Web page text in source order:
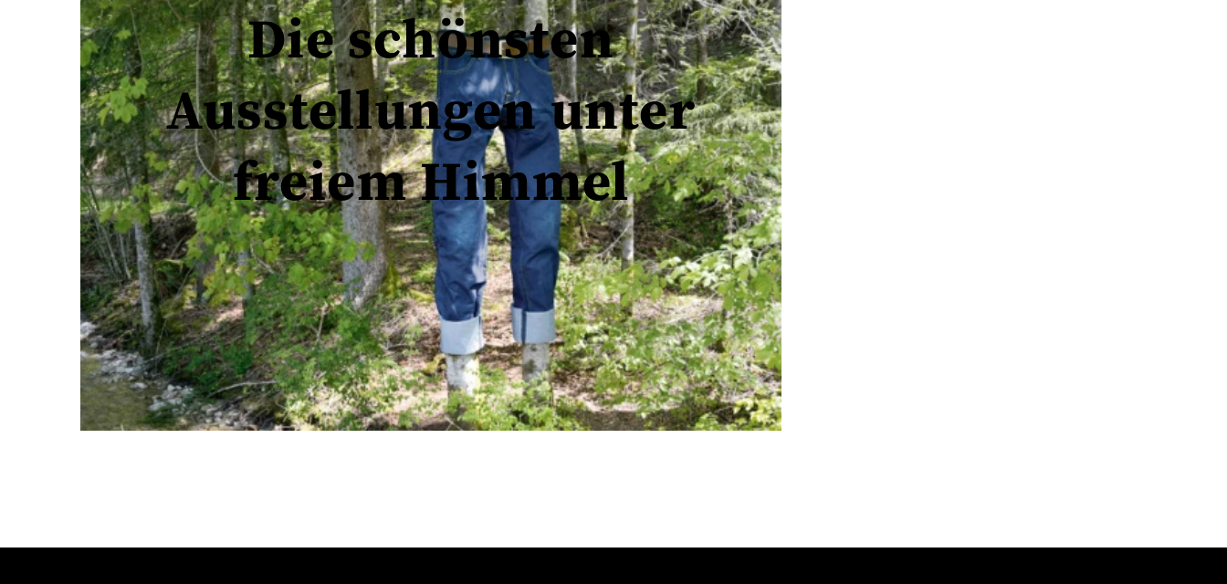
Die schönsten
Ausstellungen unter
freiem Himmel